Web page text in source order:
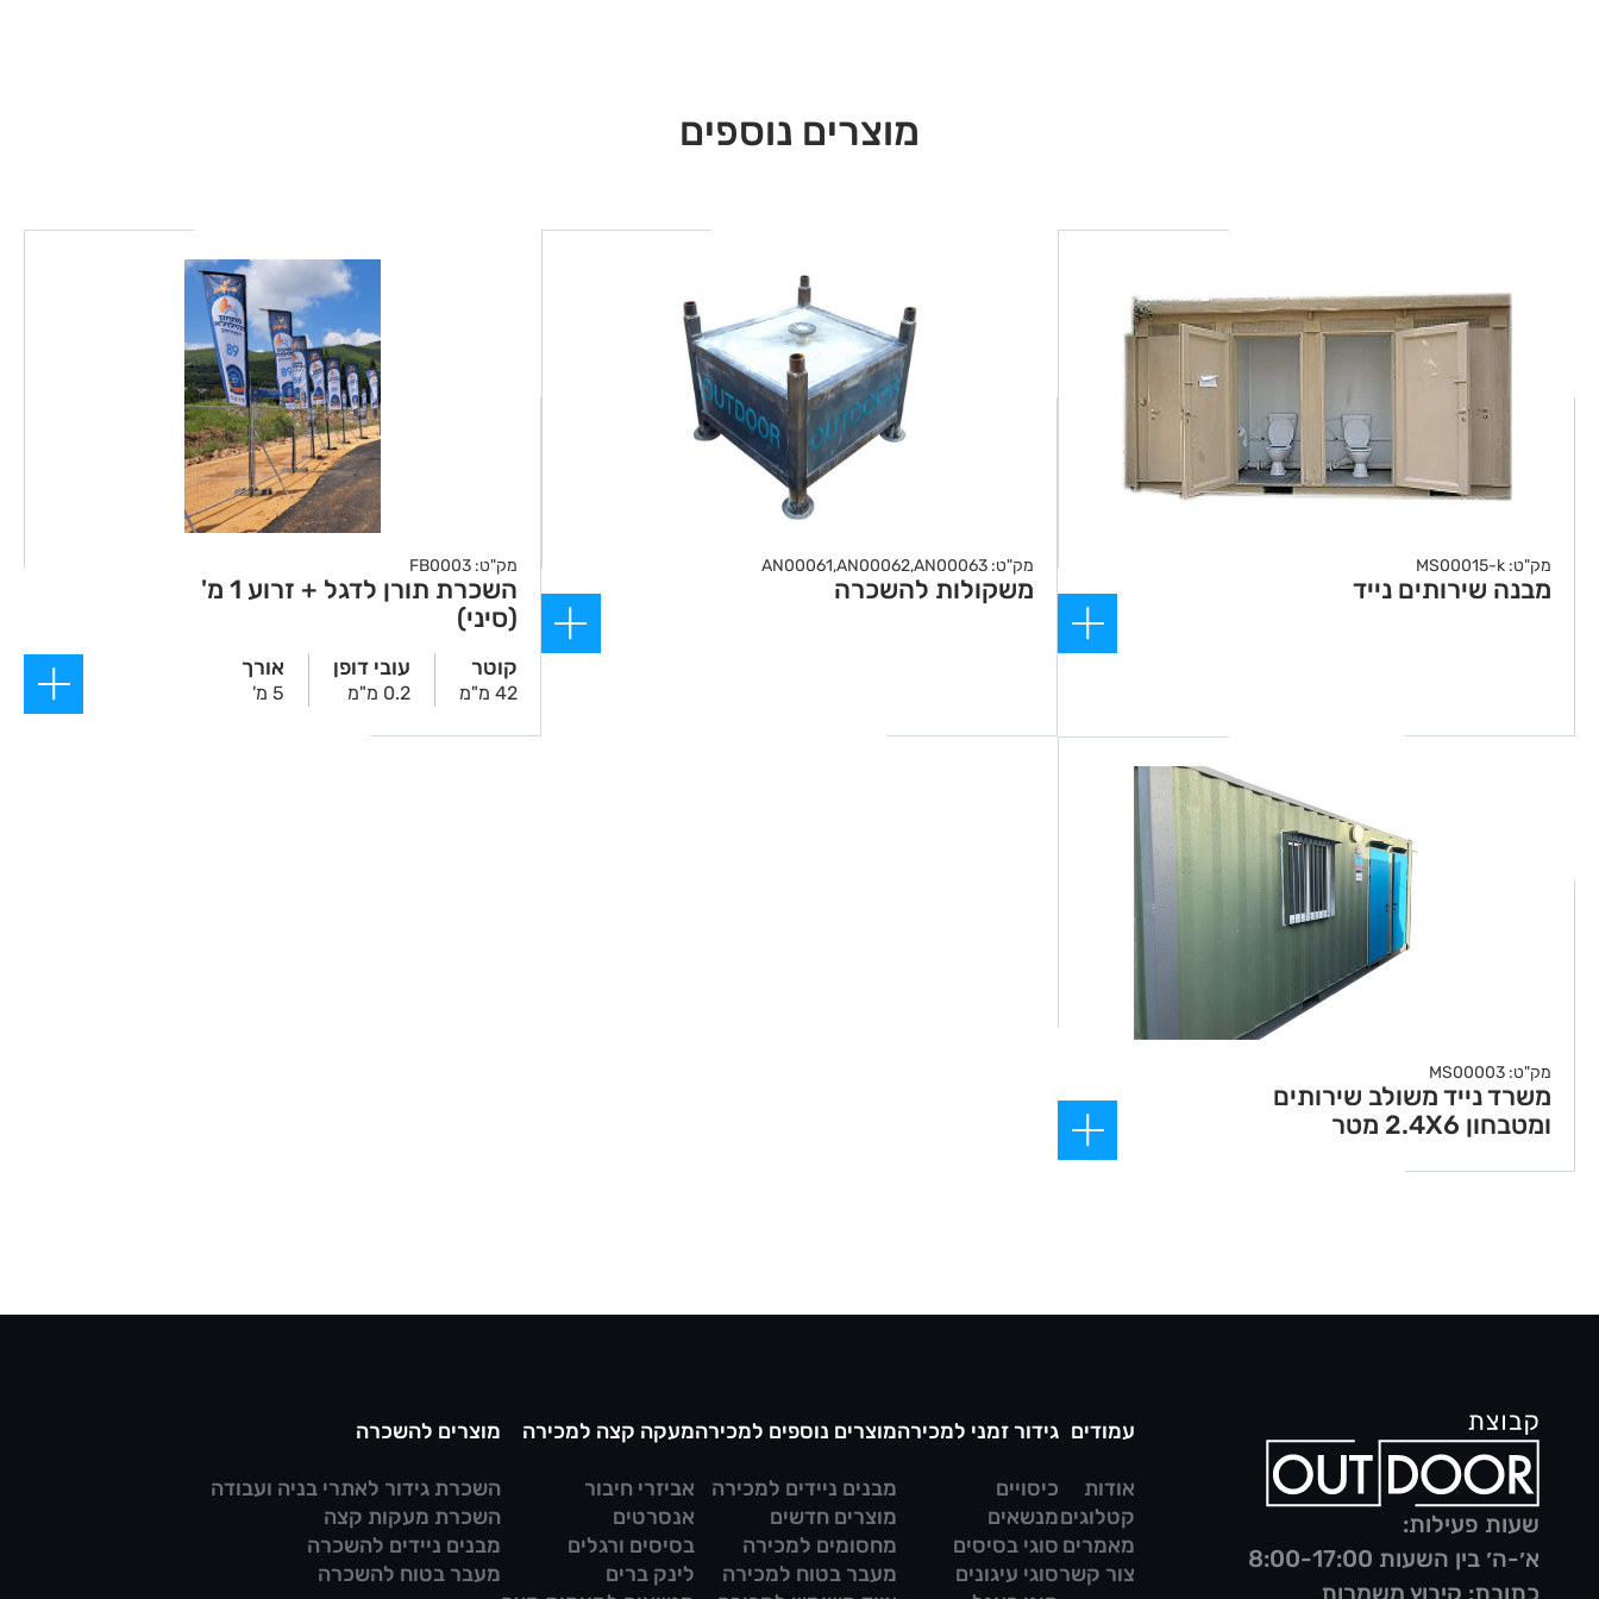
מוצרים נוספים
מק"ט: MS00015-k
מבנה שירותים נייד
מק"ט: AN00061,AN00062,AN00063
משקולות להשכרה
מק"ט: FB0003
השכרת תורן לדגל + זרוע 1 מ'
(סיני)
קוטר
42 מ"מ
עובי דופן
0.2 מ"מ
אורך
5 מ'
מק"ט: MS00003
משרד נייד משולב שירותים
ומטבחון 2.4X6 מטר
שעות פעילות:
א׳-ה׳ בין השעות 8:00-17:00
כתובת: קיבוץ משמרות
עמודים
אודות
קטלוגים
מאמרים
צור קשר
גידור זמני למכירה
כיסויים
מנשאים
סוגי בסיסים
סוגי עיגונים
מוצרים נוספים למכירה
מבנים ניידים למכירה
מוצרים חדשים
מחסומים למכירה
מעבר בטוח למכירה
מעקה קצה למכירה
אביזרי חיבור
אנסרטים
בסיסים ורגלים
לינק ברים
מוצרים להשכרה
השכרת גידור לאתרי בניה ועבודה
השכרת מעקות קצה
מבנים ניידים להשכרה
מעבר בטוח להשכרה